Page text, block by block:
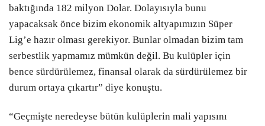
baktığında 182 milyon Dolar. Dolayısıyla bunu
yapacaksak önce bizim ekonomik altyapımızın Süper
Lig’e hazır olması gerekiyor. Bunlar olmadan bizim tam
serbestlik yapmamız mümkün değil. Bu kulüpler için
bence sürdürülemez, finansal olarak da sürdürülemez bir
durum ortaya çıkartır” diye konuştu.
“Geçmişte neredeyse bütün kulüplerin mali yapısını